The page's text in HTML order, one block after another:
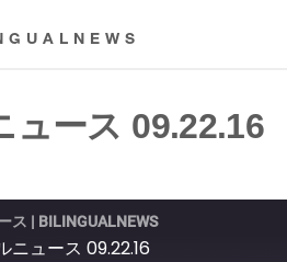
ュース 09.22.16
ス | BILINGUALNEWS
ニュース 09.22.16